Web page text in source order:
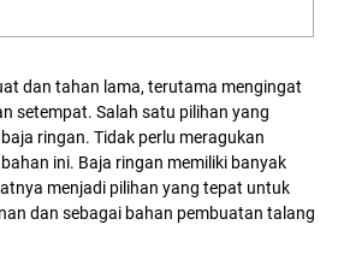
dan tahan lama, terutama mengingat
setempat. Salah satu pilihan yang
ringan. Tidak perlu meragukan
ini. Baja ringan memiliki banyak
menjadi pilihan yang tepat untuk
dan sebagai bahan pembuatan talang